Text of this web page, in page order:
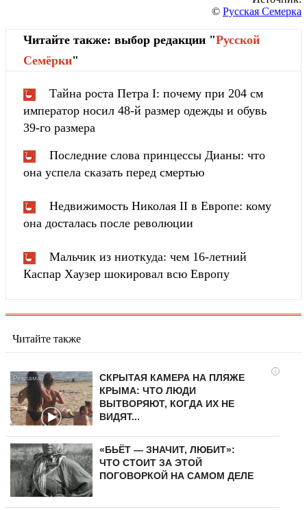
© Русская Семерка
Читайте также: выбор редакции "Русской
Cемёрки"
Тайна роста Петра I: почему при 204 см
император носил 48-й размер одежды и обувь
39-го размера
Последние слова принцессы Дианы: что
она успела сказать перед смертью
Недвижимость Николая II в Европе: кому
она досталась после революции
Мальчик из ниоткуда: чем 16-летний
Каспар Хаузер шокировал всю Европу
Читайте также
i
СКРЫТАЯ КАМЕРА НА ПЛЯЖЕ
КРЫМА: ЧТО ЛЮДИ
ВЫТВОРЯЮТ, КОГДА ИХ НЕ
ВИДЯТ...
«БЬЁТ — ЗНАЧИТ, ЛЮБИТ»:
ЧТО СТОИТ ЗА ЭТОЙ
ПОГОВОРКОЙ НА САМОМ ДЕЛЕ